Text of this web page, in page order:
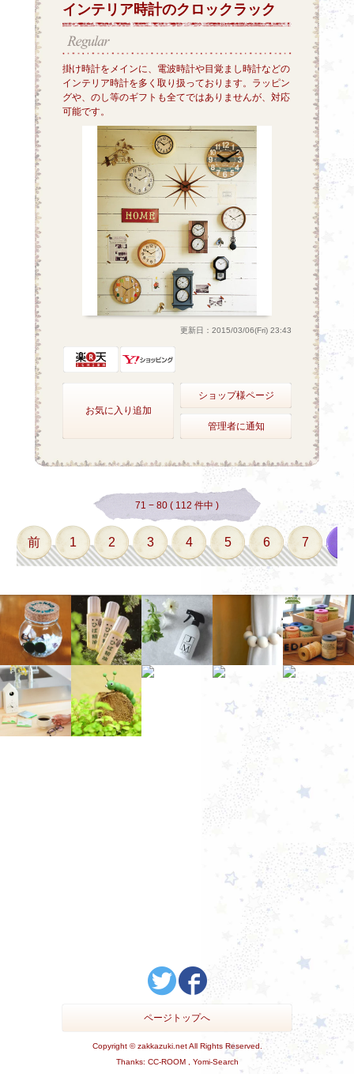
インテリア時計のクロックラック
掛け時計をメインに、電波時計や目覚まし時計などの
インテリア時計を多く取り扱っております。ラッピン
グや、のし等のギフトも全てではありませんが、対応
可能です。
更新日：2015/03/06(Fri) 23:43
お気に入り追加
ショップ様ページ
管理者に通知
71 − 80 ( 112 件中 )
前 1 2 3 4 5 6 7
ページトップへ
Copyright ©zakkazuki.netAll Rights Reserved.
Thanks: CC-ROOM , Yomi-Search